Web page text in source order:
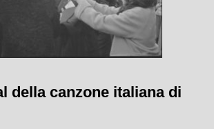
della canzone italiana di